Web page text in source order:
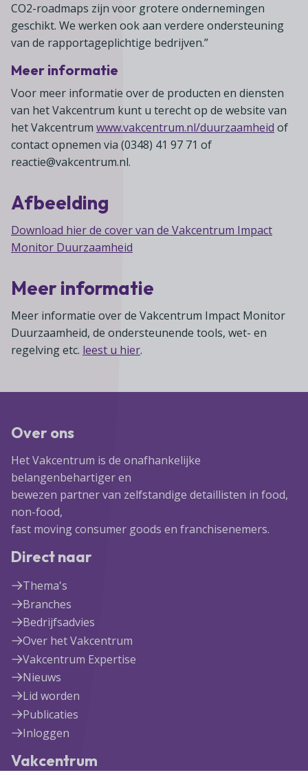
CO2-roadmaps zijn voor grotere ondernemingen
geschikt. We werken ook aan verdere ondersteuning
van de rapportageplichtige bedrijven.”
Meer informatie
Voor meer informatie over de producten en diensten
van het Vakcentrum kunt u terecht op de website van
het Vakcentrum www.vakcentrum.nl/duurzaamheid of
contact opnemen via (0348) 41 97 71 of
reactie@vakcentrum.nl.
Afbeelding
Download hier de cover van de Vakcentrum Impact
Monitor Duurzaamheid
Meer informatie
Meer informatie over de Vakcentrum Impact Monitor
Duurzaamheid, de ondersteunende tools, wet- en
regelving etc. leest u hier.
Over ons
Het Vakcentrum is de onafhankelijke
belangenbehartiger en
bewezen partner van zelfstandige detaillisten in food,
non-food,
fast moving consumer goods en franchisenemers.
Direct naar
Thema's
Branches
Bedrijfsadvies
Over het Vakcentrum
Vakcentrum Expertise
Nieuws
Lid worden
Publicaties
Inloggen
Vakcentrum